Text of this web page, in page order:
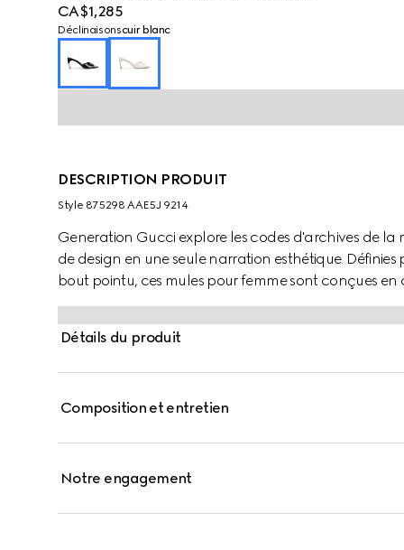
CA$1,285
Déclinaisonscuir blanc
DESCRIPTION PRODUIT
Style ‎875298 AAE5J 9214
Generation Gucci explore les codes d'archives de
de design en une seule narration esthétique.
bout pointu, ces mules pour femme sont conçues en
Détails du produit
Composition et entretien
Notre engagement